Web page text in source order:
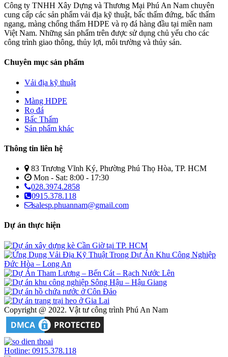
Công ty TNHH Xây Dựng và Thương Mại Phú An Nam chuyên
cung cấp các sản phẩm vải địa kỹ thuật, bấc thấm đứng, bấc thấm
ngang, màng chống thấm HDPE và rọ đá hàng đầu tại miền nam
Việt Nam. Những sản phẩm trên được sử dụng chủ yếu cho các
công trình giao thông, thủy lợi, môi trường và thủy sản.
Chuyên mục sản phẩm
Vải địa kỹ thuật
Màng HDPE
Rọ đá
Bấc Thấm
Sản phẩm khác
Thông tin liên hệ
83 Trương Vĩnh Ký, Phường Phú Thọ Hòa, TP. HCM
Mon - Sat: 8:00 - 17:30
028.3974.2858
0915.378.118
salesp.phuannam@gmail.com
Dự án thực hiện
Copyright @ 2022. Vật tư công trình Phú An Nam
Hotline: 0915.378.118